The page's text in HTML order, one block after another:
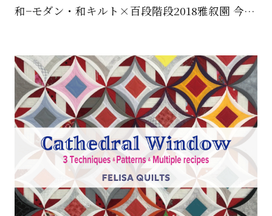
和−モダン・和キルト×百段階段2018雅叙園 今年６月に東京・雅叙園で開催された 「和キルト × 百...